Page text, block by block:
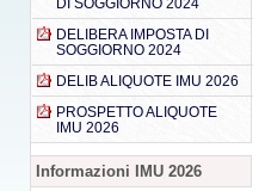
DI SOGGIORNO 2024
DELIBERA IMPOSTA DI
SOGGIORNO 2024
DELIB ALIQUOTE IMU 2026
PROSPETTO ALIQUOTE
IMU 2026
Informazioni IMU 2026